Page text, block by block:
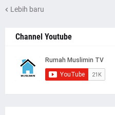
Lebih baru
Channel Youtube